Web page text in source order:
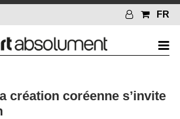
FR
création coréenne s’invite